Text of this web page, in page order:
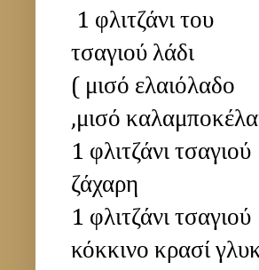
1 φλιτζάνι του
τσαγιού λάδι
( μισό ελαιόλαδο
,μισό
1 φλιτζάνι τσαγιού
ζάχαρη
1 φλιτζάνι τσαγιού
κόκκινο κρασί